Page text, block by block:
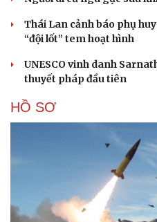
Thái Lan cảnh báo phụ
“đội lốt” tem hoạt hình
UNESCO vinh danh
thuyết pháp đầu tiên
HỒ SƠ